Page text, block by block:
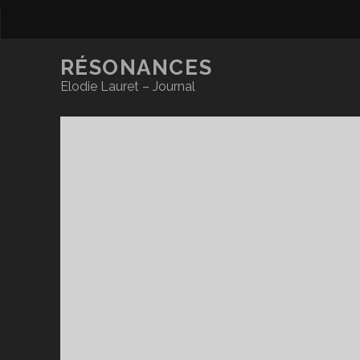
RÉSONANCES
Elodie Lauret – Journal